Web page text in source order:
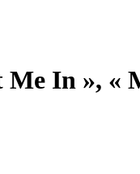
Me In »,